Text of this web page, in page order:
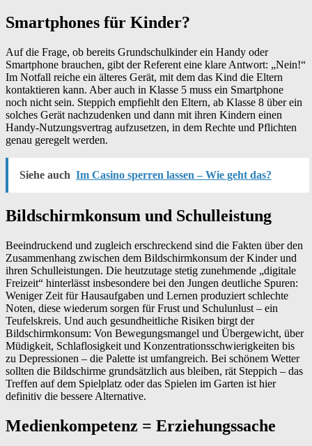
Smartphones für Kinder?
Auf die Frage, ob bereits Grundschulkinder ein Handy oder
Smartphone brauchen, gibt der Referent eine klare Antwort: „Nein!“
Im Notfall reiche ein älteres Gerät, mit dem das Kind die Eltern
kontaktieren kann. Aber auch in Klasse 5 muss ein Smartphone
noch nicht sein. Steppich empfiehlt den Eltern, ab Klasse 8 über ein
solches Gerät nachzudenken und dann mit ihren Kindern einen
Handy-Nutzungsvertrag aufzusetzen, in dem Rechte und Pflichten
genau geregelt werden.
Siehe auch Im Casino sperren lassen – Wie geht das?
Bildschirmkonsum und Schulleistung
Beeindruckend und zugleich erschreckend sind die Fakten über den
Zusammenhang zwischen dem Bildschirmkonsum der Kinder und
ihren Schulleistungen. Die heutzutage stetig zunehmende „digitale
Freizeit“ hinterlässt insbesondere bei den Jungen deutliche Spuren:
Weniger Zeit für Hausaufgaben und Lernen produziert schlechte
Noten, diese wiederum sorgen für Frust und Schulunlust – ein
Teufelskreis. Und auch gesundheitliche Risiken birgt der
Bildschirmkonsum: Von Bewegungsmangel und Übergewicht, über
Müdigkeit, Schlaflosigkeit und Konzentrationsschwierigkeiten bis
zu Depressionen – die Palette ist umfangreich. Bei schönem Wetter
sollten die Bildschirme grundsätzlich aus bleiben, rät Steppich – das
Treffen auf dem Spielplatz oder das Spielen im Garten ist hier
definitiv die bessere Alternative.
Medienkompetenz = Erziehungssache